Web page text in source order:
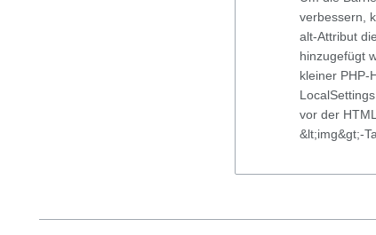
verbessern,
alt-Attribut
hinzugefügt
kleiner PHP-
vor der
&lt;img&gt;-